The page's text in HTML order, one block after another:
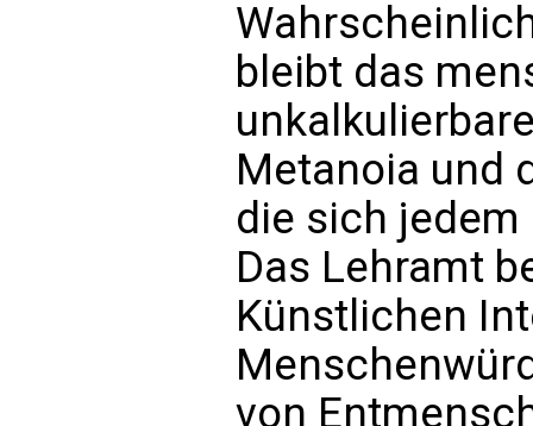
bleibt das
Metanoia und
die sich
Das Lehramt
Künstlichen
von